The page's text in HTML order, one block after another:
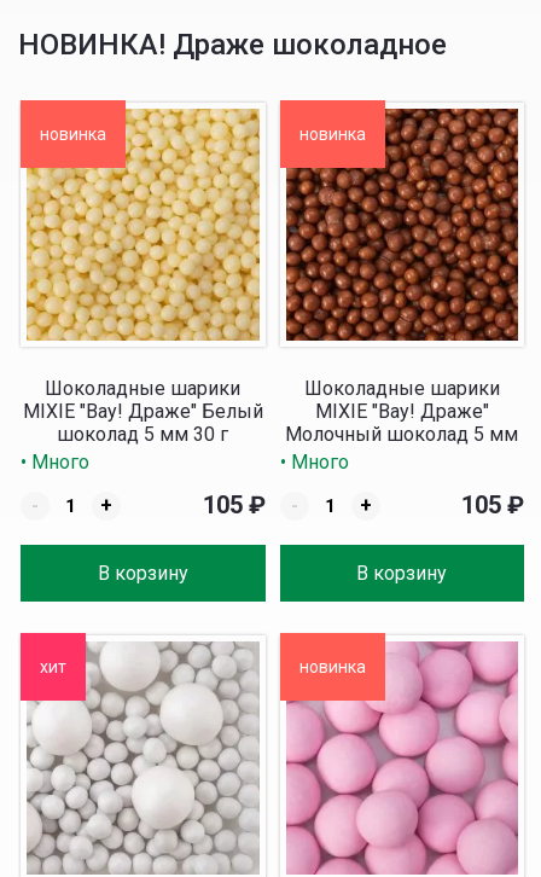
НОВИНКА! Драже шоколадное
новинка
Шоколадные шарики
MIXIE "Вау! Драже" Белый
шоколад 5 мм 30 г
• Много
-
+
В корзину
105 ₽
новинка
Шоколадные шарики
MIXIE "Вау! Драже"
Молочный шоколад 5 мм
• Много
-
+
В корзину
105 ₽
хит новинка